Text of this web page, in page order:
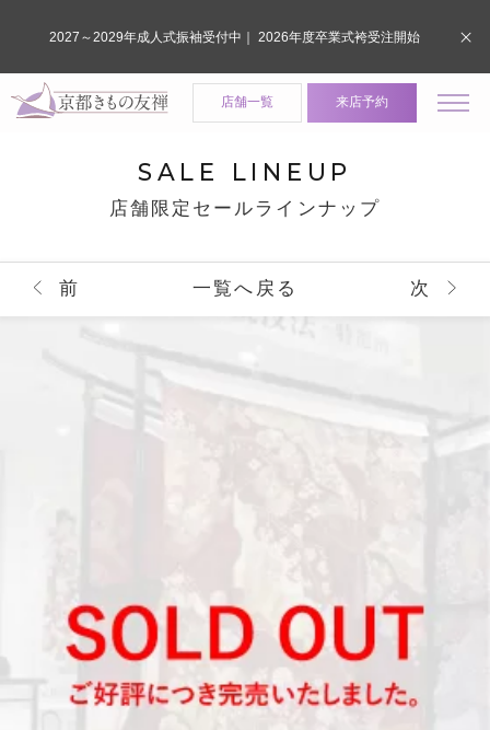
店舗一覧 来店予約
SALE LINEUP
店舗限定セールラインナップ
前 一覧へ戻る 次
2027～2029年成人式振袖受付中｜ 2026年度卒業式袴受注開始